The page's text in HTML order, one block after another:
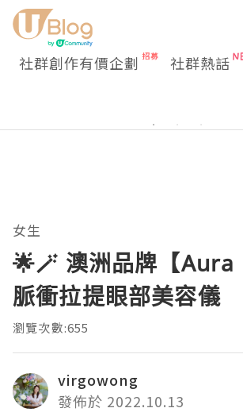
社群創作有價企劃 社群熱話
女生
🌟🪄 澳洲品牌【Aura
脈衝拉提眼部美容儀
瀏覽次數:655
virgowong
發佈於 2022.10.13